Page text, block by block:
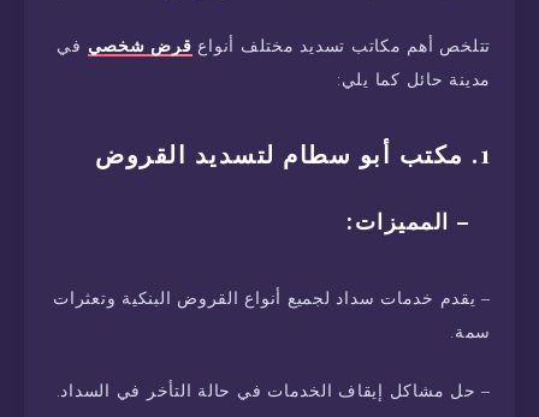
تتلخص أهم مكاتب تسديد مختلف أنواع قرض شخصي في
مدينة حائل كما يلي:
1. مكتب أبو سطام لتسديد القروض
– المميزات:
– يقدم خدمات سداد لجميع أنواع القروض البنكية وتعثرات
سمة.
– حل مشاكل إيقاف الخدمات في حالة التأخر في السداد.